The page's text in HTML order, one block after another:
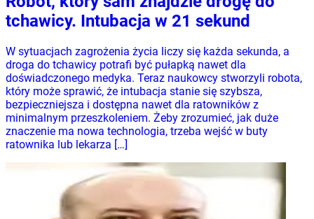
tchawicy. Intubacja w 21 sekund
W sytuacjach zagrożenia życia liczy się każda sekunda, a
droga do tchawicy potrafi być pułapką nawet dla
doświadczonego medyka. Teraz naukowcy stworzyli robota,
który może sprawić, że intubacja stanie się szybsza,
bezpieczniejsza i dostępna nawet dla ratowników z
minimalnym przeszkoleniem. Żeby zrozumieć, jak duże
znaczenie ma nowa technologia, trzeba wejść w buty
ratownika lub lekarza […]